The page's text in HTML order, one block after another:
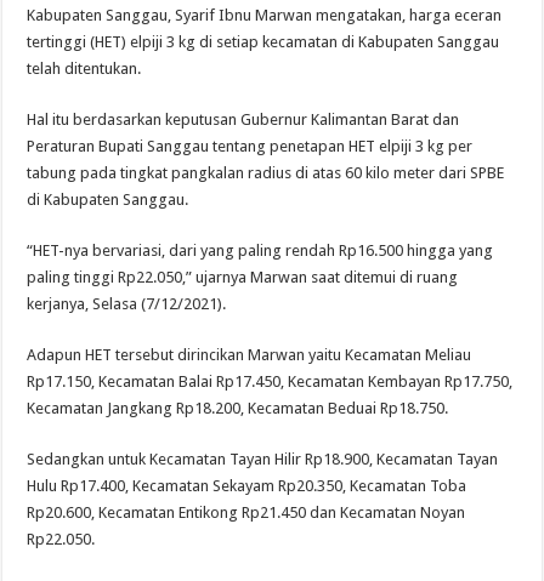
Kabupaten Sanggau, Syarif Ibnu Marwan mengatakan, harga eceran
tertinggi (HET) elpiji 3 kg di setiap kecamatan di Kabupaten Sanggau
telah ditentukan.
Hal itu berdasarkan keputusan Gubernur Kalimantan Barat dan
Peraturan Bupati Sanggau tentang penetapan HET elpiji 3 kg per
tabung pada tingkat pangkalan radius di atas 60 kilo meter dari SPBE
di Kabupaten Sanggau.
“HET-nya bervariasi, dari yang paling rendah Rp16.500 hingga yang
paling tinggi Rp22.050,” ujarnya Marwan saat ditemui di ruang
kerjanya, Selasa (7/12/2021).
Adapun HET tersebut dirincikan Marwan yaitu Kecamatan Meliau
Rp17.150, Kecamatan Balai Rp17.450, Kecamatan Kembayan Rp17.750,
Kecamatan Jangkang Rp18.200, Kecamatan Beduai Rp18.750.
Sedangkan untuk Kecamatan Tayan Hilir Rp18.900, Kecamatan Tayan
Hulu Rp17.400, Kecamatan Sekayam Rp20.350, Kecamatan Toba
Rp20.600, Kecamatan Entikong Rp21.450 dan Kecamatan Noyan
Rp22.050.